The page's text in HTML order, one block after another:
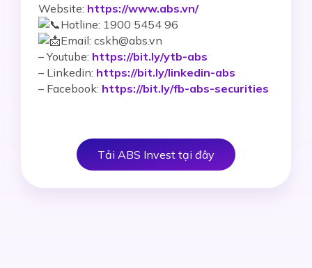
Website: https://www.abs.vn/
Hotline: 1900 5454 96
Email: cskh@abs.vn
–Youtube: https://bit.ly/ytb-abs
– Linkedin: https://bit.ly/linkedin-abs
– Facebook: https://bit.ly/fb-abs-securities
Tải ABS Invest tại đây